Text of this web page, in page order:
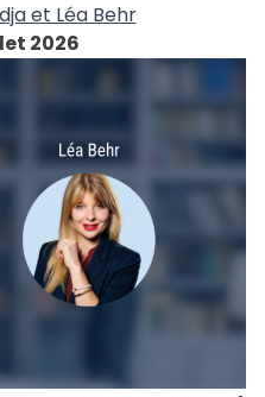
et Léa Behr
2026